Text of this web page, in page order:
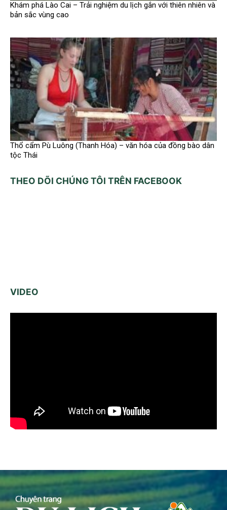
Khám phá Lào Cai – Trải nghiệm du lịch gắn với thiên nhiên và
bản sắc vùng cao
Thổ cẩm Pù Luông (Thanh Hóa) – văn hóa của đồng bào dân
tộc Thái
THEO DÕI CHÚNG TÔI TRÊN FACEBOOK
VIDEO